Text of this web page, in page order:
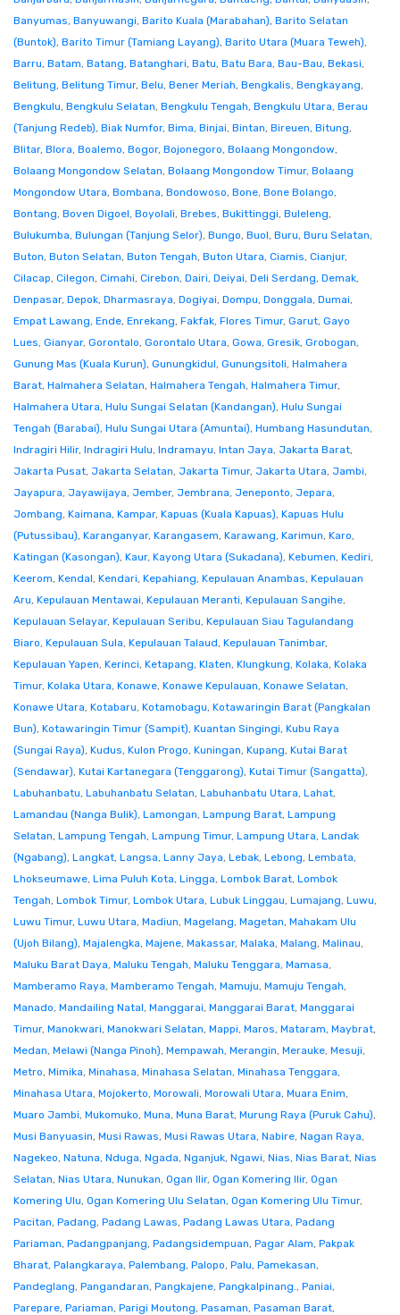
Banyumas, Banyuwangi, Barito Kuala (Marabahan), Barito Selatan
(Buntok), Barito Timur (Tamiang Layang), Barito Utara (Muara Teweh),
Barru, Batam, Batang, Batanghari, Batu, Batu Bara, Bau-Bau, Bekasi,
Belitung, Belitung Timur, Belu, Bener Meriah, Bengkalis, Bengkayang,
Bengkulu, Bengkulu Selatan, Bengkulu Tengah, Bengkulu Utara, Berau
(Tanjung Redeb), Biak Numfor, Bima, Binjai, Bintan, Bireuen, Bitung,
Blitar, Blora, Boalemo, Bogor, Bojonegoro, Bolaang Mongondow,
Bolaang Mongondow Selatan, Bolaang Mongondow Timur, Bolaang
Mongondow Utara, Bombana, Bondowoso, Bone, Bone Bolango,
Bontang, Boven Digoel, Boyolali, Brebes, Bukittinggi, Buleleng,
Bulukumba, Bulungan (Tanjung Selor), Bungo, Buol, Buru, Buru Selatan,
Buton, Buton Selatan, Buton Tengah, Buton Utara, Ciamis, Cianjur,
Cilacap, Cilegon, Cimahi, Cirebon, Dairi, Deiyai, Deli Serdang, Demak,
Denpasar, Depok, Dharmasraya, Dogiyai, Dompu, Donggala, Dumai,
Empat Lawang, Ende, Enrekang, Fakfak, Flores Timur, Garut, Gayo
Lues, Gianyar, Gorontalo, Gorontalo Utara, Gowa, Gresik, Grobogan,
Gunung Mas (Kuala Kurun), Gunungkidul, Gunungsitoli, Halmahera
Barat, Halmahera Selatan, Halmahera Tengah, Halmahera Timur,
Halmahera Utara, Hulu Sungai Selatan (Kandangan), Hulu Sungai
Tengah (Barabai), Hulu Sungai Utara (Amuntai), Humbang Hasundutan,
Indragiri Hilir, Indragiri Hulu, Indramayu, Intan Jaya, Jakarta Barat,
Jakarta Pusat, Jakarta Selatan, Jakarta Timur, Jakarta Utara, Jambi,
Jayapura, Jayawijaya, Jember, Jembrana, Jeneponto, Jepara,
Jombang, Kaimana, Kampar, Kapuas (Kuala Kapuas), Kapuas Hulu
(Putussibau), Karanganyar, Karangasem, Karawang, Karimun, Karo,
Katingan (Kasongan), Kaur, Kayong Utara (Sukadana), Kebumen, Kediri,
Keerom, Kendal, Kendari, Kepahiang, Kepulauan Anambas, Kepulauan
Aru, Kepulauan Mentawai, Kepulauan Meranti, Kepulauan Sangihe,
Kepulauan Selayar, Kepulauan Seribu, Kepulauan Siau Tagulandang
Biaro, Kepulauan Sula, Kepulauan Talaud, Kepulauan Tanimbar,
Kepulauan Yapen, Kerinci, Ketapang, Klaten, Klungkung, Kolaka, Kolaka
Timur, Kolaka Utara, Konawe, Konawe Kepulauan, Konawe Selatan,
Konawe Utara, Kotabaru, Kotamobagu, Kotawaringin Barat (Pangkalan
Bun), Kotawaringin Timur (Sampit), Kuantan Singingi, Kubu Raya
(Sungai Raya), Kudus, Kulon Progo, Kuningan, Kupang, Kutai Barat
(Sendawar), Kutai Kartanegara (Tenggarong), Kutai Timur (Sangatta),
Labuhanbatu, Labuhanbatu Selatan, Labuhanbatu Utara, Lahat,
Lamandau (Nanga Bulik), Lamongan, Lampung Barat, Lampung
Selatan, Lampung Tengah, Lampung Timur, Lampung Utara, Landak
(Ngabang), Langkat, Langsa, Lanny Jaya, Lebak, Lebong, Lembata,
Lhokseumawe, Lima Puluh Kota, Lingga, Lombok Barat, Lombok
Tengah, Lombok Timur, Lombok Utara, Lubuk Linggau, Lumajang, Luwu,
Luwu Timur, Luwu Utara, Madiun, Magelang, Magetan, Mahakam Ulu
(Ujoh Bilang), Majalengka, Majene, Makassar, Malaka, Malang, Malinau,
Maluku Barat Daya, Maluku Tengah, Maluku Tenggara, Mamasa,
Mamberamo Raya, Mamberamo Tengah, Mamuju, Mamuju Tengah,
Manado, Mandailing Natal, Manggarai, Manggarai Barat, Manggarai
Timur, Manokwari, Manokwari Selatan, Mappi, Maros, Mataram, Maybrat,
Medan, Melawi (Nanga Pinoh), Mempawah, Merangin, Merauke, Mesuji,
Metro, Mimika, Minahasa, Minahasa Selatan, Minahasa Tenggara,
Minahasa Utara, Mojokerto, Morowali, Morowali Utara, Muara Enim,
Muaro Jambi, Mukomuko, Muna, Muna Barat, Murung Raya (Puruk Cahu),
Musi Banyuasin, Musi Rawas, Musi Rawas Utara, Nabire, Nagan Raya,
Nagekeo, Natuna, Nduga, Ngada, Nganjuk, Ngawi, Nias, Nias Barat, Nias
Selatan, Nias Utara, Nunukan, Ogan Ilir, Ogan Komering Ilir, Ogan
Komering Ulu, Ogan Komering Ulu Selatan, Ogan Komering Ulu Timur,
Pacitan, Padang, Padang Lawas, Padang Lawas Utara, Padang
Pariaman, Padangpanjang, Padangsidempuan, Pagar Alam, Pakpak
Bharat, Palangkaraya, Palembang, Palopo, Palu, Pamekasan,
Pandeglang, Pangandaran, Pangkajene, Pangkalpinang., Paniai,
Parepare, Pariaman, Parigi Moutong, Pasaman, Pasaman Barat,